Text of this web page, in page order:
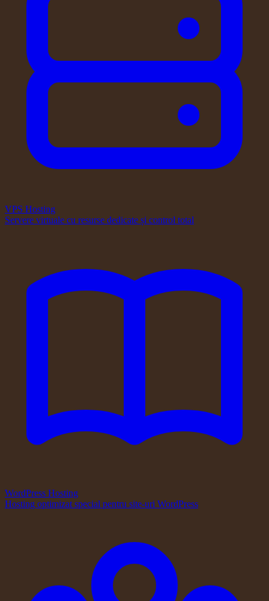
VPS Hosting
Servere virtuale cu resurse dedicate și control total
WordPress Hosting
Hosting optimizat special pentru site-uri WordPress